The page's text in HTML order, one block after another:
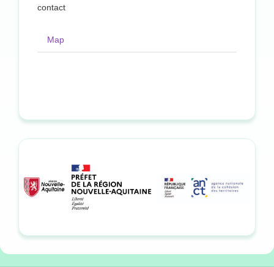
contact
Map